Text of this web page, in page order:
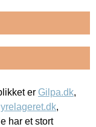
er Gilpa.dk,
,
har et stort